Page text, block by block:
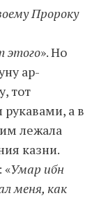
этого». Но
ар-
тот
а в
лежала
казни.
«Умар ибн
меня, как